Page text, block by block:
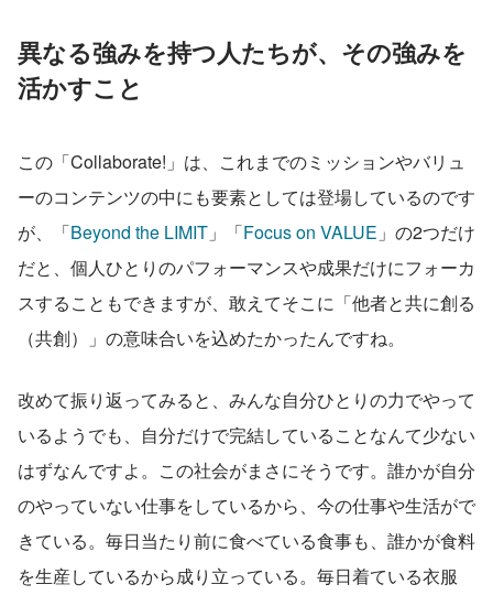
異なる強みを持つ人たちが、その強みを
活かすこと
この「Collaborate!」は、これまでのミッションやバリュ
ーのコンテンツの中にも要素としては登場しているのです
が、「Beyond the LIMIT 」「Focus on VALUE 」の2つだけ
だと、個人ひとりのパフォーマンスや成果だけにフォーカ
スすることもできますが、敢えてそこに「他者と共に創る
（共創）」の意味合いを込めたかったんですね。
改めて振り返ってみると、みんな自分ひとりの力でやって
いるようでも、自分だけで完結していることなんて少ない
はずなんですよ。この社会がまさにそうです。誰かが自分
のやっていない仕事をしているから、今の仕事や生活がで
きている。毎日当たり前に食べている食事も、誰かが食料
を生産しているから成り立っている。毎日着ている衣服